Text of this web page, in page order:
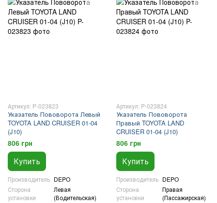
Артикул: P-023823
Указатель Пововорота Левый
TOYOTA LAND CRUISER 01-04
(J10)
806 грн
Купить
Производитель DEPO
Сторона
установки
Левая
(Водительская)
Артикул: P-023824
Указатель Пововорота
Правый TOYOTA LAND
CRUISER 01-04 (J10)
806 грн
Купить
Производитель DEPO
Сторона
установки
Правая
(Пассажирская)